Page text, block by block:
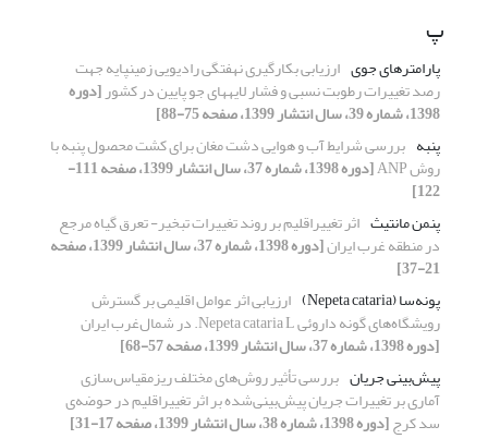
پ
پارامترهای جوی ارزیابی بکارگیری نهفتگی رادیویی زمینپایه جهت
رصد تغییرات رطوبت نسبی و فشار لایههای جو پایین در کشور[دوره
1398، شماره 39، سال انتشار 1399، صفحه 75-88]
پنبه بررسی شرایط آب و هوایی دشت مغان برای کشت محصول پنبه با
روش ANP [دوره 1398، شماره 37، سال انتشار 1399، صفحه 111-
122]
پنمن مانتیث اثر تغییراقلیم بر روند تغییرات تبخیر- تعرق گیاه مرجع
در منطقه‌ غرب ایران [دوره 1398، شماره 37، سال انتشار 1399، صفحه
21-37]
پونه‌سا (Nepeta cataria)
ارزیابی اثر عوامل اقلیمی بر گسترش
رویشگاه‌های گونه داروئی Nepeta cataria L. در شمال‌غرب ایران
[دوره 1398، شماره 37، سال انتشار 1399، صفحه 57-68]
پیش‌بینی جریان بررسی تأثیر روش‌های مختلف ریزمقیاس‌‌سازی
آماری بر تغییرات جریان پیش‌بینی‌شده بر اثر تغییراقلیم در حوضه‌ی
سد کرج[دوره 1398، شماره 38، سال انتشار 1399، صفحه 17-31]